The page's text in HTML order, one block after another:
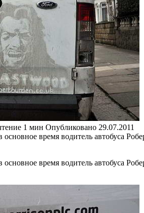
1 мин Опубликовано 29.07.2011
время водитель автобуса
время водитель автобуса